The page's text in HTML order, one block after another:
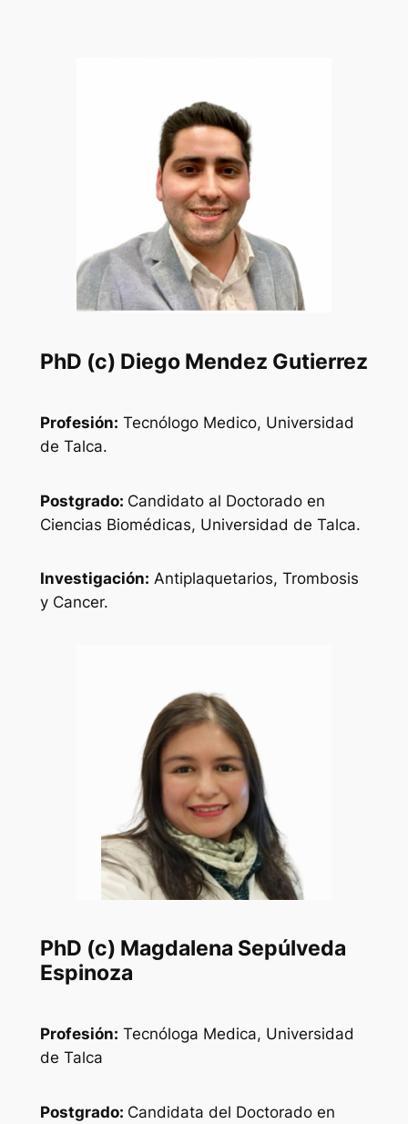
PhD (c) Diego Mendez Gutierrez
Profesión: Tecnólogo Medico, Universidad
de Talca.
Postgrado: Candidato al Doctorado en
Ciencias Biomédicas, Universidad de Talca.
Investigación: Antiplaquetarios, Trombosis
y Cancer.
PhD (c) Magdalena Sepúlveda
Espinoza
Profesión: Tecnóloga Medica, Universidad
de Talca
Postgrado: Candidata del Doctorado en